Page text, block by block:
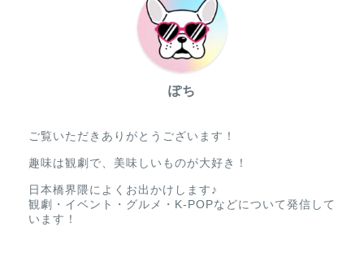
ぽち
ご覧いただきありがとうございます！
趣味は観劇で、美味しいものが大好き！
日本橋界隈によくお出かけします♪
観劇・イベント・グルメ・K-POPなどについて発信して
います！